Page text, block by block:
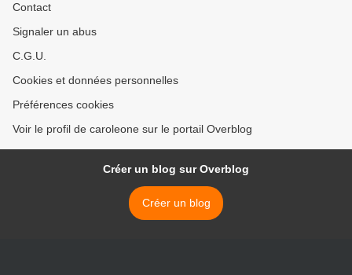
Contact
Signaler un abus
C.G.U.
Cookies et données personnelles
Préférences cookies
Voir le profil de caroleone sur le portail Overblog
Créer un blog sur Overblog
Créer un blog